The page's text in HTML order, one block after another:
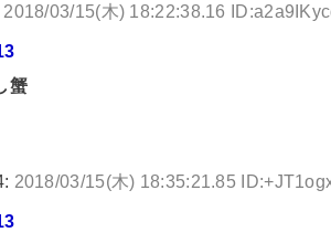
2018/03/15(木) 18:22:38.16
蟹
2018/03/15(木) 18:35:21.85